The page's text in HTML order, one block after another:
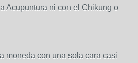
Acupuntura ni con el Chikung o
moneda con una sola cara casi